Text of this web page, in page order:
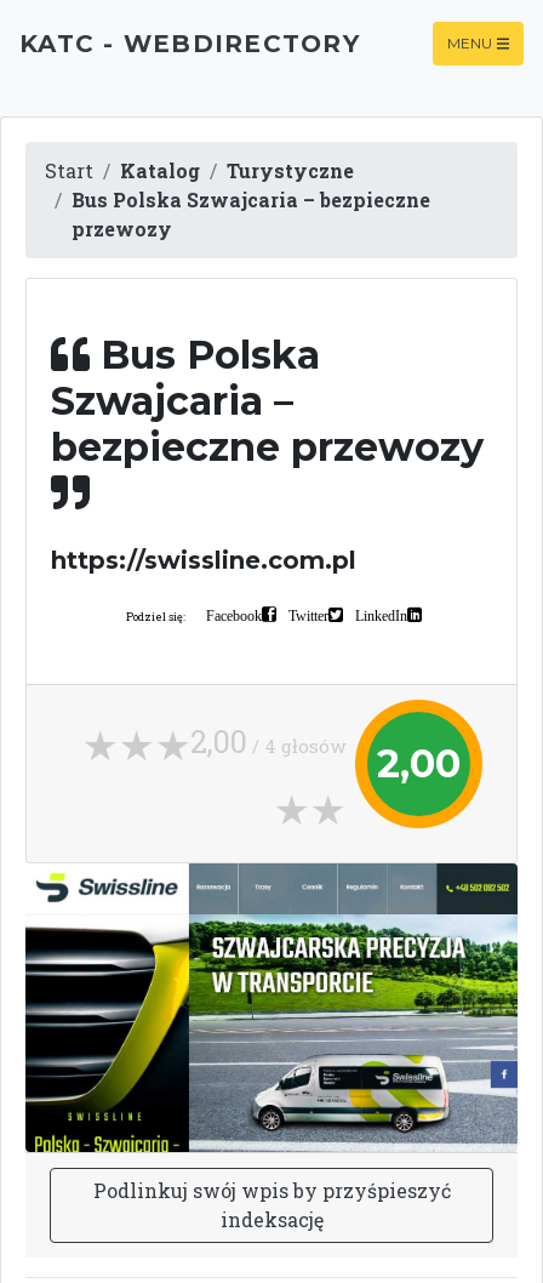
KATC - WEBDIRECTORY MENU
Start Katalog
Turystyczne
Bus Polska Szwajcaria – bezpieczne
przewozy
Bus Polska
Szwajcaria –
bezpieczne przewozy
https://swissline.com.pl
Podziel się: Facebook Twitter LinkedIn
2,00
2,00 / 4 głosów
Podlinkuj swój wpisby przyśpieszyć
indeksację